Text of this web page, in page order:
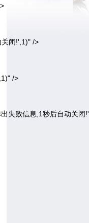
闭!',1)" />
/>
失败信息,1秒后自动关闭